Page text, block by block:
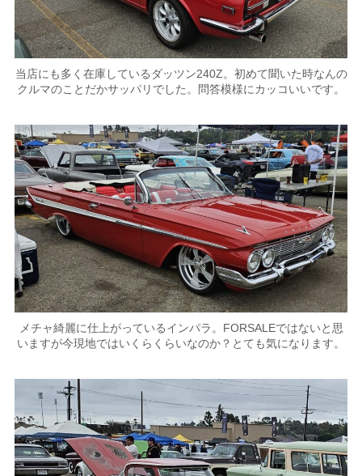
当店にも多く在庫しているダッツン240Z。初めて聞いた時なんの
クルマのことだかサッパリでした。問答模様にカッコいいです。
メチャ綺麗に仕上がっているインパラ。FORSALEではないと思
いますが今現地ではいくらくらいなのか？とても気になります。